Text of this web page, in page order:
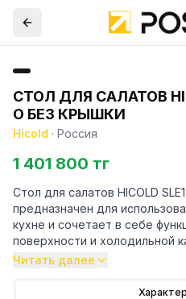
СТОЛ ДЛЯ САЛАТОВ
О БЕЗ КРЫШКИ
Hicold · Россия
1 401 800 тг
Стол для салатов HICOLD
предназначен для
кухне и сочетает в себе
поверхности и холодильной
приготовления салатов,
двухсекционную
Читать далее